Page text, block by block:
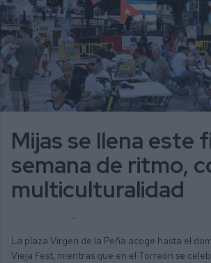
Mijas se llena este
semana de ritmo,
multiculturalidad
La plaza Virgen de la Peña acoge hasta el
Vieja Fest, mientras que en el Torreón se